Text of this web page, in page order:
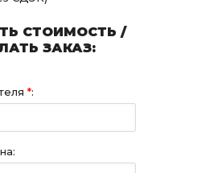
СТОИМОСТЬ /
ЗАКАЗ:
*: